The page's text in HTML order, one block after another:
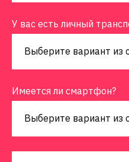
У вас есть личный
Имеется ли смартфон?